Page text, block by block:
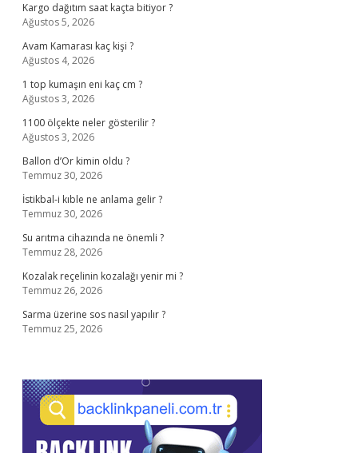
Kargo dağıtım saat kaçta bitiyor ?
Ağustos 5, 2026
Avam Kamarası kaç kişi ?
Ağustos 4, 2026
1 top kumaşın eni kaç cm ?
Ağustos 3, 2026
1100 ölçekte neler gösterilir ?
Ağustos 3, 2026
Ballon d’Or kimin oldu ?
Temmuz 30, 2026
İstikbal-i kıble ne anlama gelir ?
Temmuz 30, 2026
Su arıtma cihazında ne önemli ?
Temmuz 28, 2026
Kozalak reçelinin kozalağı yenir mi ?
Temmuz 26, 2026
Sarma üzerine sos nasıl yapılır ?
Temmuz 25, 2026